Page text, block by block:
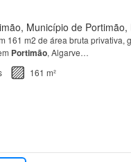
Município de Portimão,
161 m2 de área bruta privativa,
Portimão, Algarve…
161 m²